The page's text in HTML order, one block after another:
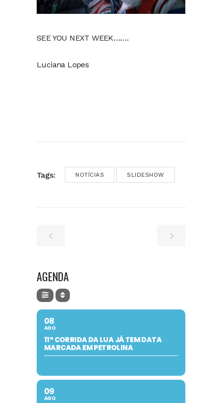
SEE YOU NEXT WEEK…….
Luciana Lopes
Tags: NOTÍCIAS SLIDESHOW
AGENDA
08
AGO
11ª CORRIDA DA LUA JÁ TEM DATA
MARCADA EM PETROLINA
09
AGO